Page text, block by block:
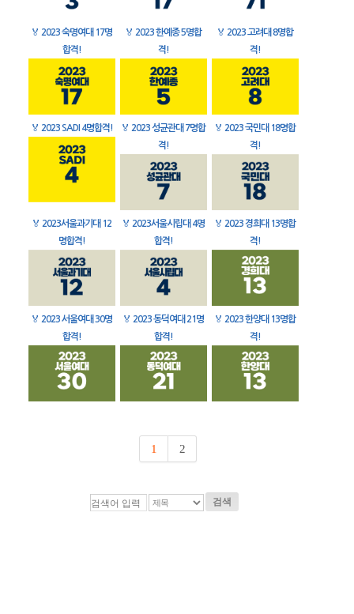
🏅 2023 숙명여대 17명
합격!
🏅 2023 한예종 5명합
격!
🏅 2023 고려대 8명합
격!
🏅 2023 SADI 4명합격! 🏅 2023 성균관대 7명합
격!
🏅 2023 국민대 18명합
격!
🏅 2023서울과기대 12
명합격!
🏅 2023서울시립대 4명
합격!
🏅 2023 경희대 13명합
격!
🏅 2023 서울여대 30명
합격!
🏅 2023 동덕여대 21명
합격!
🏅 2023 한양대 13명합
격!
1 2
검색